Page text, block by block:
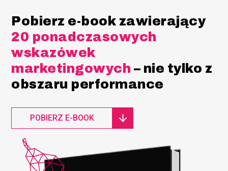
Pobierz e-book zawierający
20 ponadczasowych
wskazówek
marketingowych – nie tylko z
obszaru performance
POBIERZ E-BOOK